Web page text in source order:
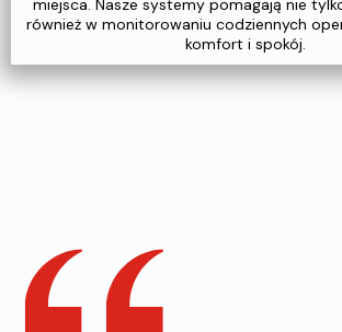
miejsca. Nasze systemy pomagają nie
również w monitorowaniu codziennych
komfort i spokój.